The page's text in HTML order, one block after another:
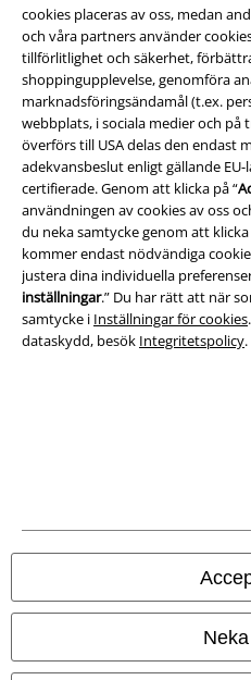
cookies placeras av oss, medan
och våra partners använder
tillförlitlighet och säkerhet,
shoppingupplevelse, genomföra
marknadsföringsändamål (t.ex.
webbplats, i sociala medier och
överförs till USA delas den endast
adekvansbeslut enligt gällande
certifierade. Genom att klicka på “
användningen av cookies av oss
du neka samtycke genom att klicka
kommer endast nödvändiga
justera dina individuella
inställningar.” Du har rätt att när
samtycke i Inställningar för cookies
dataskydd, besök Integritetspolicy.
Juridisk information/
Villkor
Om oss
Ladda ner villkoren
Avfallshantering och miljöskydd
Försäkran om överensstämmelse
Alla priser inkl. moms.
© 1986-2026 E.M.P. Merchandising